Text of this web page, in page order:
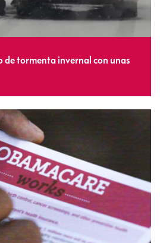
de tormenta invernal con unas